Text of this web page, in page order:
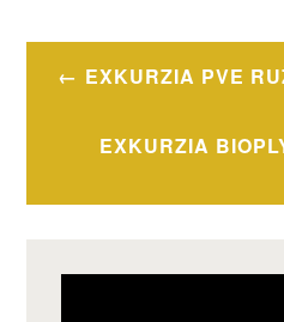
Navigácia
článku
EXKURZIA PVE
EXKURZIA